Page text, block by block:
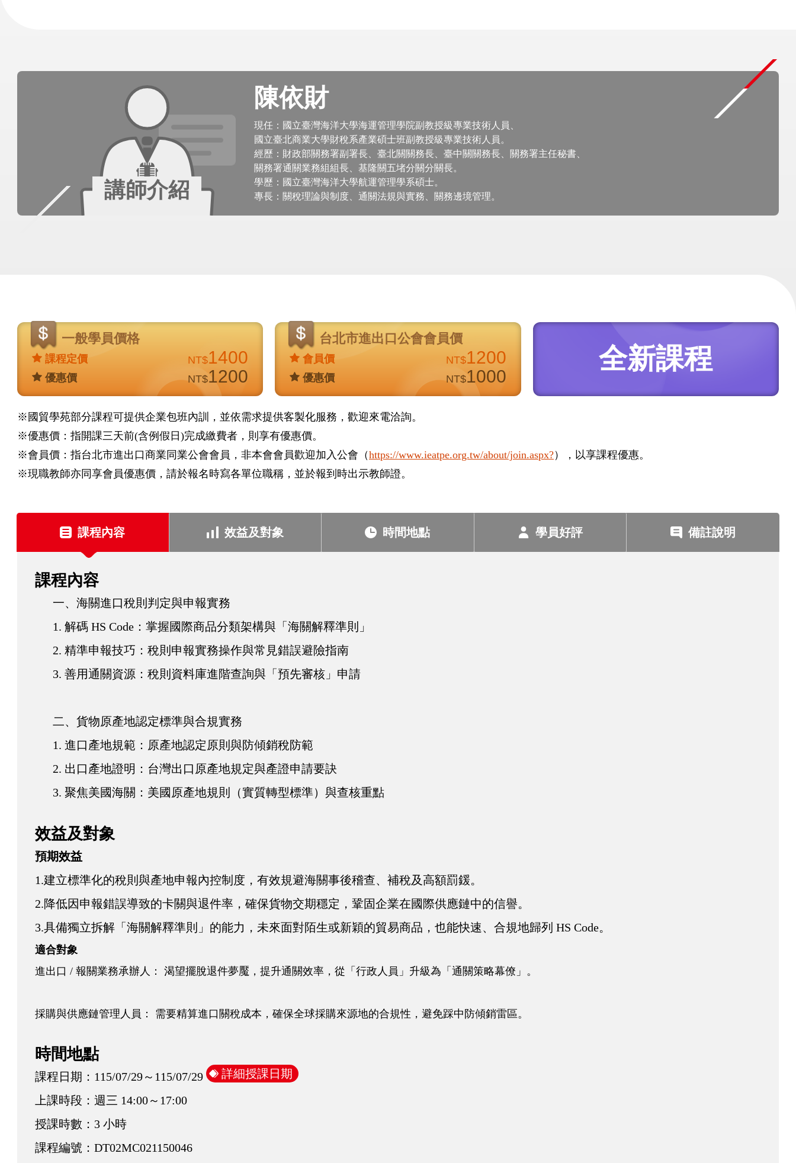
講師介紹
陳依財
現任：國立臺灣海洋大學海運管理學院副教授級專業技術人員、
國立臺北商業大學財稅系產業碩士班副教授級專業技術人員。
經歷：財政部關務署副署長、臺北關關務長、臺中關關務長、關務署主任秘書、
關務署通關業務組組長、基隆關五堵分關分關長。
學歷：國立臺灣海洋大學航運管理學系碩士。
專長：關稅理論與制度、通關法規與實務、關務邊境管理。
價
一般學員價格
課程定價 NT$1400
優惠價 NT$1200
台北市進出口公會會員價
會員價 NT$1200
優惠價 NT$1000
全新課程
※國貿學苑部分課程可提供企業包班內訓，並依需求提供客製化服務，歡迎來電洽詢。
※優惠價：指開課三天前(含例假日)完成繳費者，則享有優惠價。
※會員價：指台北市進出口商業同業公會會員，非本會會員歡迎加入公會（https://www.ieatpe.org.tw/about/join.aspx?），以享課程優惠。
※現職教師亦同享會員優惠價，請於報名時寫各單位職稱，並於報到時出示教師證。
課
課程內容 效益及對象 時間地點 學員好評 備註說明
課程內容
一、海關進口稅則判定與申報實務
1. 解碼 HS Code：掌握國際商品分類架構與「海關解釋準則」
2. 精準申報技巧：稅則申報實務操作與常見錯誤避險指南
3. 善用通關資源：稅則資料庫進階查詢與「預先審核」申請
二、貨物原產地認定標準與合規實務
1. 進口產地規範：原產地認定原則與防傾銷稅防範
2. 出口產地證明：台灣出口原產地規定與產證申請要訣
3. 聚焦美國海關：美國原產地規則（實質轉型標準）與查核重點
效益及對象
預期效益
1.建立標準化的稅則與產地申報內控制度，有效規避海關事後稽查、補稅及高額罰鍰。
2.降低因申報錯誤導致的卡關與退件率，確保貨物交期穩定，鞏固企業在國際供應鏈中的信譽。
3.具備獨立拆解「海關解釋準則」的能力，未來面對陌生或新穎的貿易商品，也能快速、合規地歸列 HS Code。
適合對象
進出口 / 報關業務承辦人： 渴望擺脫退件夢魘，提升通關效率，從「行政人員」升級為「通關策略幕僚」。
採購與供應鏈管理人員： 需要精算進口關稅成本，確保全球採購來源地的合規性，避免踩中防傾銷雷區。
時間地點
課程日期： 115/07/29～115/07/29 詳細授課日期
上課時段： 週三 14:00～17:00
授課時數： 3 小時
課程編號： DT02MC021150046